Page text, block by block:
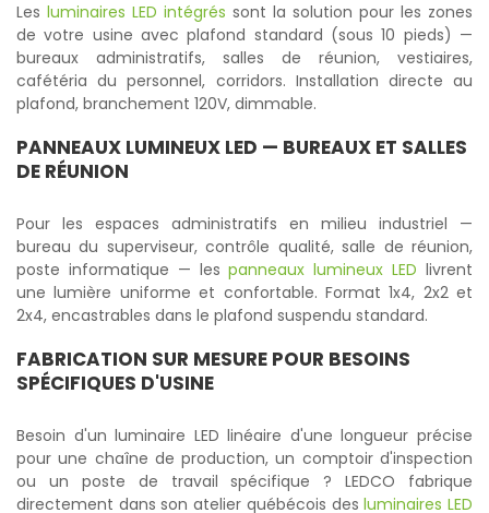
Les luminaires LED intégrés sont la solution pour les zones
de votre usine avec plafond standard (sous 10 pieds) —
bureaux administratifs, salles de réunion, vestiaires,
cafétéria du personnel, corridors. Installation directe au
plafond, branchement 120V, dimmable.
PANNEAUX LUMINEUX LED — BUREAUX ET SALLES
DE RÉUNION
Pour les espaces administratifs en milieu industriel —
bureau du superviseur, contrôle qualité, salle de réunion,
poste informatique — lespanneaux lumineux LED livrent
une lumière uniforme et confortable. Format 1x4, 2x2 et
2x4, encastrables dans le plafond suspendu standard.
FABRICATION SUR MESURE POUR BESOINS
SPÉCIFIQUES D'USINE
Besoin d'un luminaire LED linéaire d'une longueur précise
pour une chaîne de production, un comptoir d'inspection
ou un poste de travail spécifique ? LEDCO fabrique
directement dans son atelier québécois desluminaires LED